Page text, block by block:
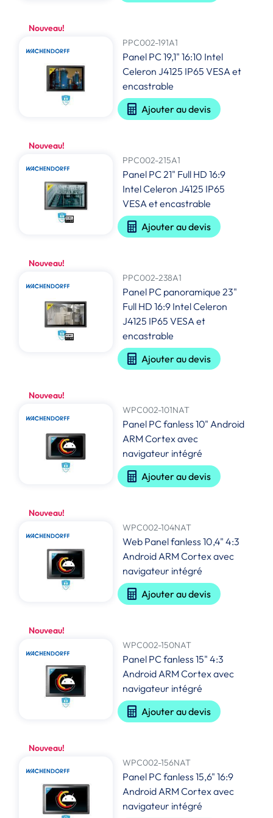
Nouveau!
PPC002-191A1
Panel PC 19,1" 16:10 Intel
Celeron J4125 IP65 VESA et
encastrable
Ajouter au devis
Nouveau!
PPC002-215A1
Panel PC 21" Full HD 16:9
Intel Celeron J4125 IP65
VESA et encastrable
Ajouter au devis
Nouveau!
PPC002-238A1
Panel PC panoramique 23"
Full HD 16:9 Intel Celeron
J4125 IP65 VESA et
encastrable
Ajouter au devis
Nouveau!
WPC002-101NAT
Panel PC fanless 10" Android
ARM Cortex avec
navigateur intégré
Ajouter au devis
Nouveau!
WPC002-104NAT
Web Panel fanless 10,4" 4:3
Android ARM Cortex avec
navigateur intégré
Ajouter au devis
Nouveau!
WPC002-150NAT
Panel PC fanless 15" 4:3
Android ARM Cortex avec
navigateur intégré
Ajouter au devis
Nouveau!
WPC002-156NAT
Panel PC fanless 15,6" 16:9
Android ARM Cortex avec
navigateur intégré